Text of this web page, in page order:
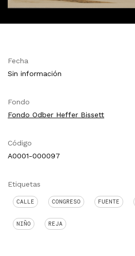
Fecha
Sin información
Fondo
Fondo Odber Heffer Bissett
Código
A0001-000097
Etiquetas
CALLE CONGRESO FUENTE
NIÑO REJA